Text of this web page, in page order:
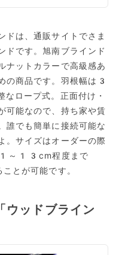
ドは、通販サイトでさま
ドです。旭南ブラインド
ナットカラーで高級感あ
の商品です。羽根幅は3
ロープ式。正面付け・
可能なので、持ち家や賃
誰でも簡単に接続可能な
。サイズはオーダーの際
1～13cm程度まで
とが可能です。
ッドブライン